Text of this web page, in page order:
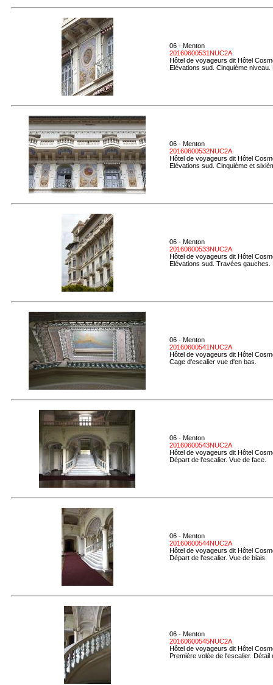
06 - Menton
20160600531NUC2A
Hôtel de voyageurs dit Hôtel
Elévations sud. Cinquième
06 - Menton
20160600532NUC2A
Hôtel de voyageurs dit Hôtel
Elévations sud. Cinquième et
06 - Menton
20160600533NUC2A
Hôtel de voyageurs dit Hôtel
Elévations sud. Travées gauches.
06 - Menton
20160600541NUC2A
Hôtel de voyageurs dit Hôtel
Cage d'escalier vue d'en bas.
06 - Menton
20160600543NUC2A
Hôtel de voyageurs dit Hôtel
Départ de l'escalier. Vue de face.
06 - Menton
20160600544NUC2A
Hôtel de voyageurs dit Hôtel
Départ de l'escalier. Vue de biais.
06 - Menton
20160600545NUC2A
Hôtel de voyageurs dit Hôtel
Première volée de l'escalier. Détail